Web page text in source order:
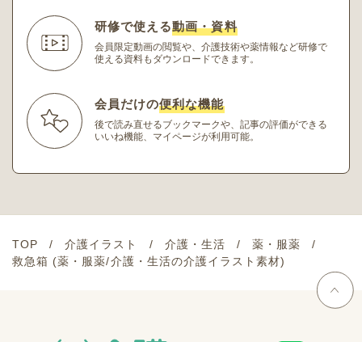
研修で使える動画・資料
会員限定動画の閲覧や、介護技術や薬情報など研修で
使える資料もダウンロードできます。
会員だけの便利な機能
後で読み直せるブックマークや、記事の評価ができる
いいね機能、マイページが利用可能。
TOP 介護イラスト 介護・生活
薬・服薬
救急箱 (薬・服薬/介護・生活の介護イラスト素材)